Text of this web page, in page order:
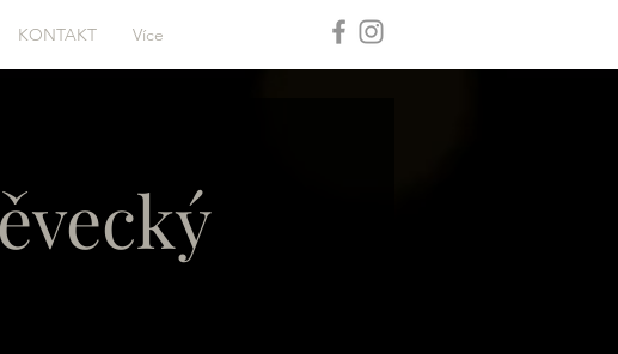
KONTAKT Více